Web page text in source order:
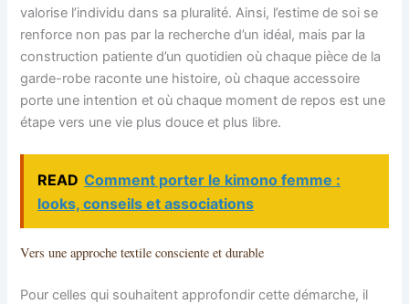
valorise l’individu dans sa pluralité. Ainsi, l’estime de soi se
renforce non pas par la recherche d’un idéal, mais par la
construction patiente d’un quotidien où chaque pièce de la
garde-robe raconte une histoire, où chaque accessoire
porte une intention et où chaque moment de repos est une
étape vers une vie plus douce et plus libre.
READ Comment porter le kimono femme :
looks, conseils et associations
Vers une approche textile consciente et durable
Pour celles qui souhaitent approfondir cette démarche, il